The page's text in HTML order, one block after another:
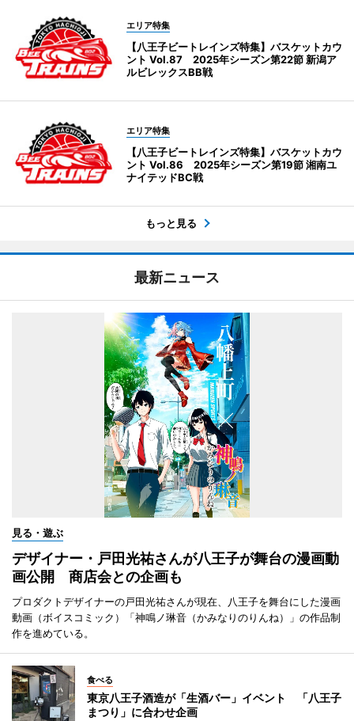
エリア特集
【八王子ビートレインズ特集】バスケットカウ
ント Vol.87 2025年シーズン第22節 新潟ア
ルビレックスBB戦
エリア特集
【八王子ビートレインズ特集】バスケットカウ
ント Vol.86 2025年シーズン第19節 湘南ユ
ナイテッドBC戦
もっと見る
最新ニュース
見る・遊ぶ
デザイナー・戸田光祐さんが八王子が舞台の漫画動
画公開 商店会との企画も
プロダクトデザイナーの戸田光祐さんが現在、八王子を舞台にした漫画
動画（ボイスコミック）「神鳴ノ琳音（かみなりのりんね）」の作品制
作を進めている。
食べる
東京八王子酒造が「生酒バー」イベント 「八王子
まつり」に合わせ企画